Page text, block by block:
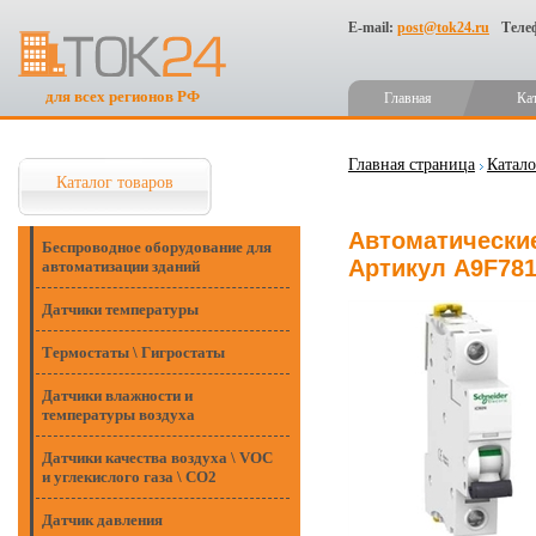
для всех регионов РФ
E-mail: post@tok24.ru
Главная
Каталог товаров
Беспроводное оборудование для
автоматизации зданий
Датчики температуры
Термостаты \ Гигростаты
Датчики влажности и
температуры воздуха
Датчики качества воздуха \ VOC
и углекислого газа \ CO2
Датчик давления
Главная страница
Артикул